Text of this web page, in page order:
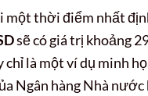
một thời điểm nhất
sẽ có giá trị khoảng
chỉ là một ví dụ minh
Ngân hàng Nhà